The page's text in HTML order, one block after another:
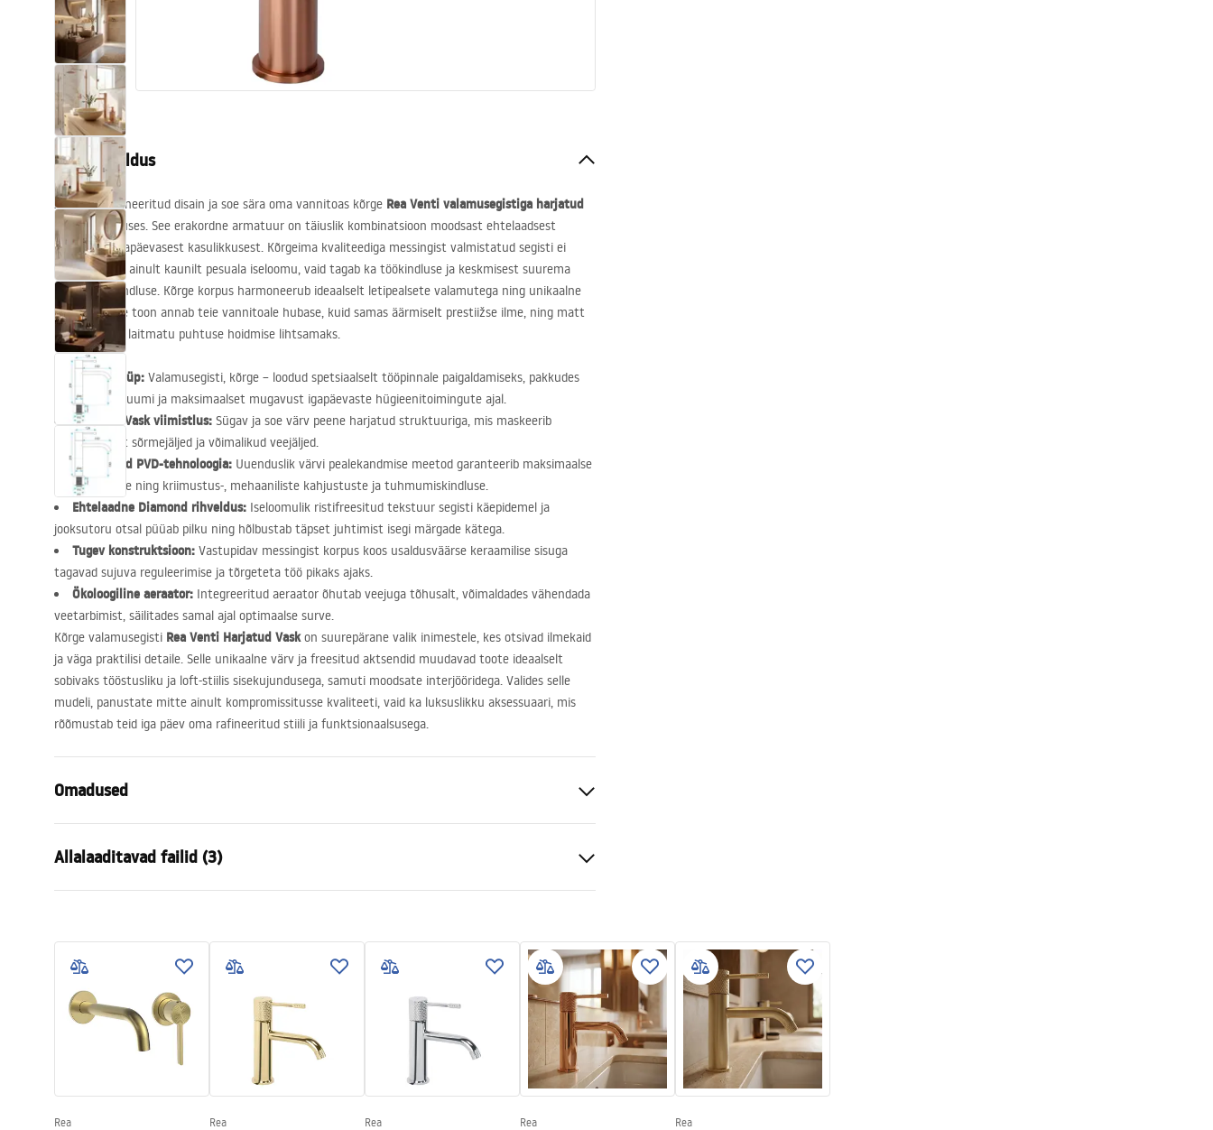
Vannitoas dušid
Vannitoa tarvikud
Tootekirjeldus
Avastage rafineeritud disain ja soe sära oma vannitoas kõrge Rea Venti valamusegistiga harjatud
vaseviimistluses. See erakordne armatuur on täiuslik kombinatsioon moodsast ehtelaadsest
disainist ja igapäevasest kasulikkusest. Kõrgeima kvaliteediga messingist valmistatud segisti ei
rõhuta mitte ainult kaunilt pesuala iseloomu, vaid tagab ka töökindluse ja keskmisest suurema
korrosioonikindluse. Kõrge korpus harmoneerub ideaalselt letipealsete valamutega ning unikaalne
harjatud vase toon annab teie vannitoale hubase, kuid samas äärmiselt prestiižse ilme, ning matt
pind muudab laitmatu puhtuse hoidmise lihtsamaks.
Segisti tüüp: Valamusegisti, kõrge – loodud spetsiaalselt tööpinnale paigaldamiseks, pakkudes
optimaalset ruumi ja maksimaalset mugavust igapäevaste hügieenitoimingute ajal.
Harjatud Vask viimistlus: Sügav ja soe värv peene harjatud struktuuriga, mis maskeerib
suurepäraselt sõrmejäljed ja võimalikud veejäljed.
Täiustatud PVD-tehnoloogia: Uuenduslik värvi pealekandmise meetod garanteerib maksimaalse
vastupidavuse ning kriimustus-, mehaaniliste kahjustuste ja tuhmumiskindluse.
Ehtelaadne Diamond rihveldus: Iseloomulik ristifreesitud tekstuur segisti käepidemel ja
jooksutoru otsal püüab pilku ning hõlbustab täpset juhtimist isegi märgade kätega.
Tugev konstruktsioon: Vastupidav messingist korpus koos usaldusväärse keraamilise sisuga
tagavad sujuva reguleerimise ja tõrgeteta töö pikaks ajaks.
Ökoloogiline aeraator: Integreeritud aeraator õhutab veejuga tõhusalt, võimaldades vähendada
veetarbimist, säilitades samal ajal optimaalse surve.
Kõrge valamusegisti Rea Venti Harjatud Vaskon suurepärane valik inimestele, kes otsivad ilmekaid
ja väga praktilisi detaile. Selle unikaalne värv ja freesitud aktsendid muudavad toote ideaalselt
sobivaks tööstusliku ja loft-stiilis sisekujundusega, samuti moodsate interjööridega. Valides selle
mudeli, panustate mitte ainult kompromissitusse kvaliteeti, vaid ka luksuslikku aksessuaari, mis
rõõmustab teid iga päev oma rafineeritud stiili ja funktsionaalsusega.
Omadused
Paigaldusviis
Värv
Harjatud vask
Kõrgus
Kattetehnoloogia
Garantii
5 aastat
Allalaaditavad failid (3)
Warranty_Terms_and_Conditions_
Turvalisuse teave
Safety_Information_Faucets.pdf
Rea Rea Rea Rea Rea